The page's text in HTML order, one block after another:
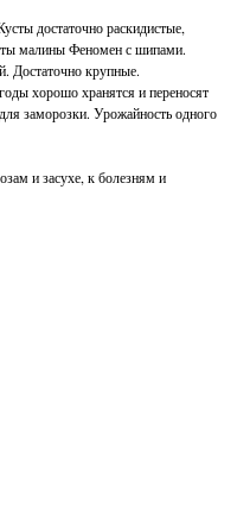
достаточно раскидистые,
малины Феномен с шипами.
Достаточно крупные.
хорошо хранятся и переносят
заморозки. Урожайность одного
и засухе, к болезням и